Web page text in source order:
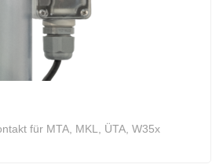
für MTA, MKL, ÜTA, W35x